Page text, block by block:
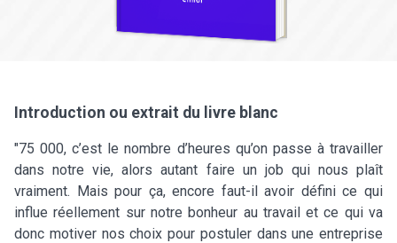
Introduction ou extrait du livre blanc
"75 000, c’est le nombre d’heures qu’on passe à travailler
dans notre vie, alors autant faire un job qui nous plaît
vraiment. Mais pour ça, encore faut-il avoir défini ce qui
influe réellement sur notre bonheur au travail et ce qui va
donc motiver nos choix pour postuler dans une entreprise